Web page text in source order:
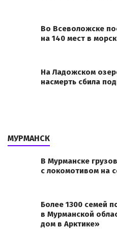
Во Всеволожске
на 140 мест в
На Ладожском
насмерть сбила
МУРМАНСК
В Мурманске
с локомотивом на
Более 1300 семей
в Мурманской
дом в Арктике»